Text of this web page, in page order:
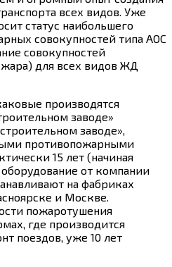
всех видов. Уже
статус наибольшего
совокупностей типа АОС
совокупностей
для всех видов ЖД
производятся
заводе»
заводе»,
противопожарными
15 лет (начиная
от компании
на фабриках
и Москве.
пожаротушения
где производится
поездов, уже 10 лет